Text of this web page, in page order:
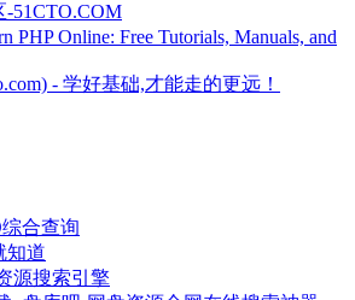
51CTO.COM
PHP Online: Free Tutorials, Manuals, and
- 学好基础,才能走的更远！
合查询
知道
源搜索引擎